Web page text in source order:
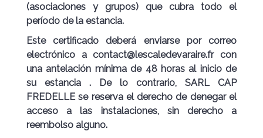
(asociaciones y grupos) que cubra todo el
período de la estancia.
Este certificado deberá enviarse por correo
electrónico a contact@lescaledevaraire.frcon
una antelación mínima de 48 horas al inicio de
su estancia . De lo contrario, SARL CAP
FREDELLE se reserva el derecho de denegar el
acceso a las instalaciones, sin derecho a
reembolso alguno.